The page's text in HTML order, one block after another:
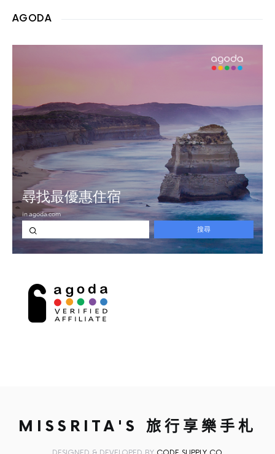
AGODA
MISSRITA'S 旅行享樂手札